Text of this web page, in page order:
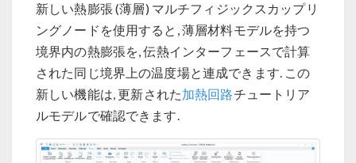
新しい熱膨張 (薄層) マルチフィジックスカップリ
ングノードを使用すると, 薄層材料モデルを持つ
境界内の熱膨張を, 伝熱インターフェースで計算
された同じ境界上の温度場と連成できます. この
新しい機能は, 更新された加熱回路チュートリア
ルモデルで確認できます.